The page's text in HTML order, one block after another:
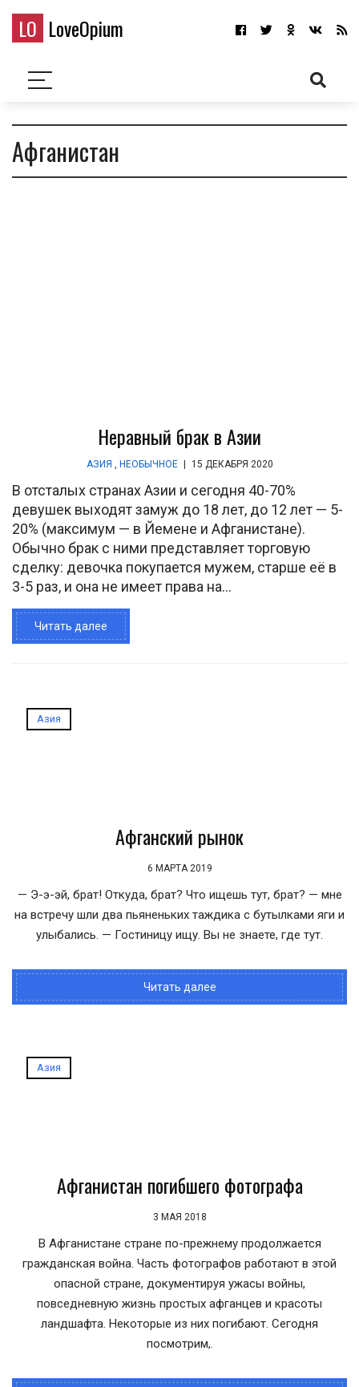
LO LoveOpium
Афганистан
Неравный брак в Азии
АЗИЯ НЕОБЫЧНОЕ | 15 ДЕКАБРЯ 2020
В отсталых странах Азии и сегодня 40-70%
девушек выходят замуж до 18 лет, до 12 лет — 5-
20% (максимум — в Йемене и Афганистане).
Обычно брак с ними представляет торговую
сделку: девочка покупается мужем, старше её в
3-5 раз, и она не имеет права на...
Читать далее
Азия
Афганский рынок
6 МАРТА 2019
— Э-э-эй, брат! Откуда, брат? Что ищешь тут, брат? — мне
на встречу шли два пьяненьких таждика с бутылками яги и
улыбались. — Гостиницу ищу. Вы не знаете, где тут.
Читать далее
Азия
Афганистан погибшего фотографа
3 МАЯ 2018
В Афганистане стране по-прежнему продолжается
гражданская война. Часть фотографов работают в этой
опасной стране, документируя ужасы войны,
повседневную жизнь простых афганцев и красоты
ландшафта. Некоторые из них погибают. Сегодня
посмотрим,.